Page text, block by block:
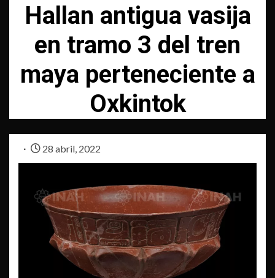
Hallan antigua vasija
en tramo 3 del tren
maya perteneciente a
Oxkintok
28 abril, 2022